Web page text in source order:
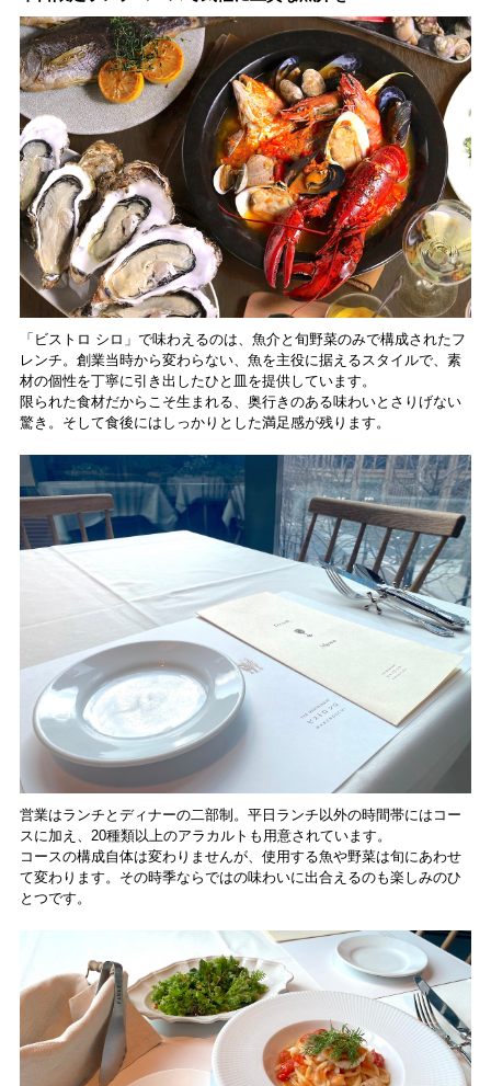
「ビストロ シロ」で味わえるのは、魚介と旬野菜のみで構成されたフ
レンチ。創業当時から変わらない、魚を主役に据えるスタイルで、素
材の個性を丁寧に引き出したひと皿を提供しています。
限られた食材だからこそ生まれる、奥行きのある味わいとさりげない
驚き。そして食後にはしっかりとした満足感が残ります。
営業はランチとディナーの二部制。平日ランチ以外の時間帯にはコー
スに加え、20種類以上のアラカルトも用意されています。
コースの構成自体は変わりませんが、使用する魚や野菜は旬にあわせ
て変わります。その時季ならではの味わいに出合えるのも楽しみのひ
とつです。